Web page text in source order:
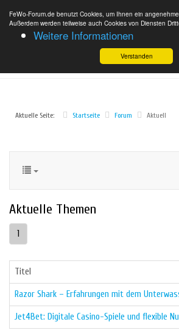
FeWo-Forum.de benutzt Cookies, um Ihnen ein
Außerdem werden teilweise auch Cookies von Diensten
Weitere Informationen
Verstanden
Aktuelle Seite: Startseite Forum Aktuell
Aktuelle Themen
1
Titel
Razor Shark – Erfahrungen mit dem
Jet4Bet: Digitale Casino-Spiele und flexible